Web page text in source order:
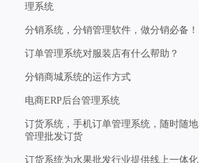
理系统
分销系统，分销管理软件，做分销必备！
订单管理系统对服装店有什么帮助？
分销商城系统的运作方式
电商ERP后台管理系统
订货系统，手机订单管理系统，随时随地
管理批发订货
订货系统为水果批发行业提供线上一体化